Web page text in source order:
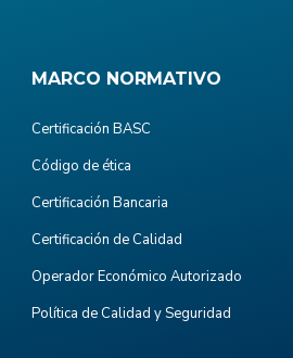
MARCO NORMATIVO
Certificación BASC
Código de ética
Certificación Bancaria
Certificación de Calidad
Operador Económico Autorizado
Política de Calidad y Seguridad